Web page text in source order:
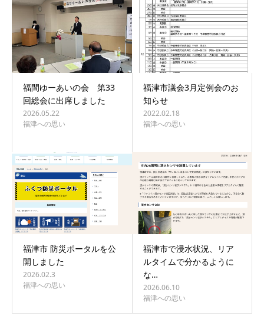
福間ゆーあいの会 第33
回総会に出席しました
2026.05.22
福津への思い
福津市議会3月定例会のお
知らせ
2022.02.18
福津への思い
福津市 防災ポータルを公
開しました
2026.02.3
福津への思い
福津市で浸水状況、リア
ルタイムで分かるように
な…
2026.06.10
福津への思い